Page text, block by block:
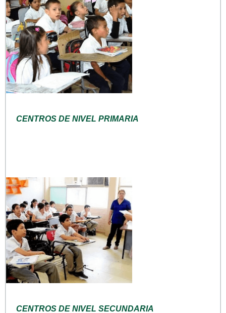
CENTROS DE NIVEL PRIMARIA
CENTROS DE NIVEL SECUNDARIA